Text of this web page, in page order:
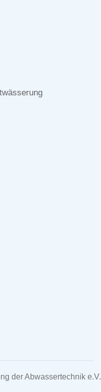
der Abwassertechnik e.V.